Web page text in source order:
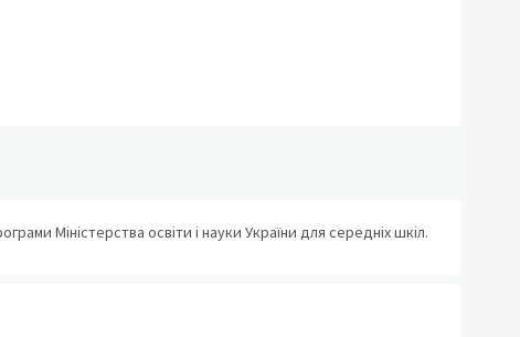
Міністерства освіти і науки України для середніх шкіл.